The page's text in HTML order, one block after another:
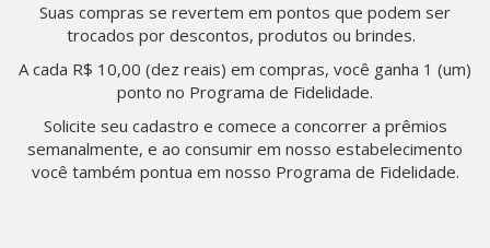
Suas compras se revertem em pontos que podem ser
trocados por descontos, produtos ou brindes.
A cada R$ 10,00 (dez reais) em compras, você ganha 1 (um)
ponto no Programa de Fidelidade.
Solicite seu cadastro e comece a concorrer a prêmios
semanalmente, e ao consumir em nosso estabelecimento
você também pontua em nosso Programa de Fidelidade.